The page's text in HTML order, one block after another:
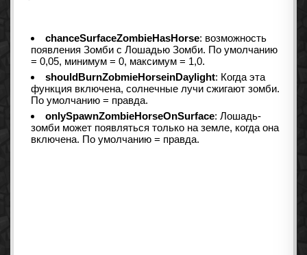
chanceSurfaceZombieHasHorse: возможность
появления Зомби с Лошадью Зомби. По умолчанию
= 0,05, минимум = 0, максимум = 1,0.
shouldBurnZobmieHorseinDaylight: Когда эта
функция включена, солнечные лучи сжигают зомби.
По умолчанию = правда.
onlySpawnZombieHorseOnSurface: Лошадь-
зомби может появляться только на земле, когда она
включена. По умолчанию = правда.